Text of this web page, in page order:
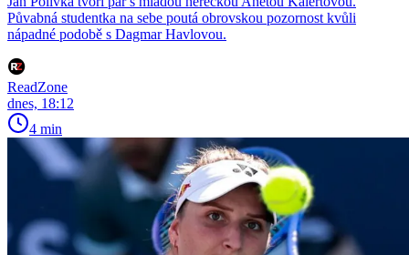
Půvabná studentka na sebe poutá obrovskou pozornost kvůli
nápadné podobě s Dagmar Havlovou.
ReadZone
dnes, 18:12
4 min